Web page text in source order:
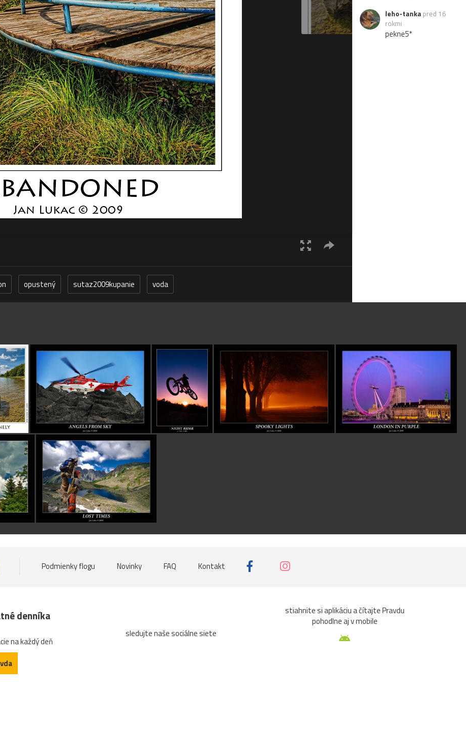
opustený sutaz2009kupanie voda
leho-tanka pred 16
rokmi
pekne5*
Podmienky flogu Novinky FAQ Kontakt
denníka
na každý deň
sledujte naše sociálne siete
stiahnite si aplikáciu a čítajte Pravdu
pohodlne aj v mobile